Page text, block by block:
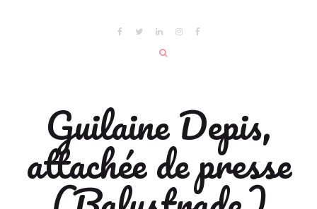
Guilaine Depis,
attachée de presse